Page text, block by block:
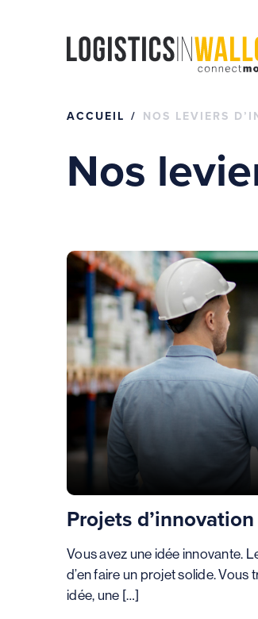
ACCUEIL NOS LEVIERS
Nos
Projets
Vous avez une idée innovante.
d’en faire un projet solide. Vous
idée, une […]